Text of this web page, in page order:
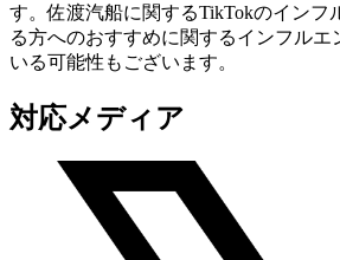
す。佐渡汽船に関するTikTokのインフ
る方へのおすすめに関するインフルエ
いる可能性もございます。
対応メディア